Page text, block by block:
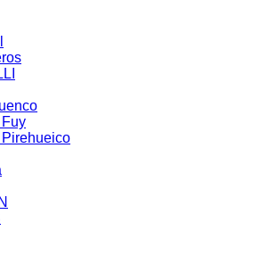
Fuy
Pirehueico